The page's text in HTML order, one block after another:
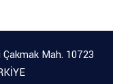
Mah. 10723